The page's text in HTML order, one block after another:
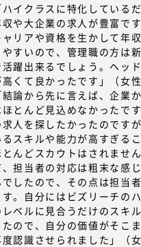
ハイクラスに特化している
収や大企業の求人が豊富で
ャリアや資格を生かして年
やすいので、管理職の方は
活躍出来るでしょう。ヘッ
高くて良かったです」（女
結論から先に言えば、企業
ほとんど見込めなかったで
求人を探したかったのです
るスキルや能力が高すぎる
とんどスカウトはされませ
、担当者の対応は粗末な感
でしたので、その点は担当
す。自分にはビズリーチの
レベルに見合うだけのスキ
たので、自分の価値がそこ
認識させられました」（